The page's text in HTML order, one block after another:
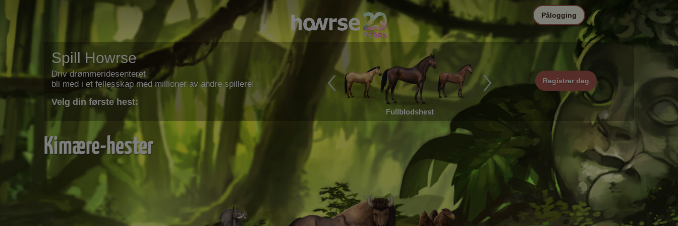
Spill Howrse
Driv drømmeridesenteret
bli med i et fellesskap med millioner av andre spillere!
Velg din første hest:
Fullblodshest
Registrer deg
Pålogging
Kimære-hester